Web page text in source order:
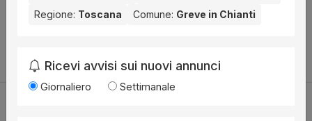
Prova a modificare i parametri di ricerca:
Regione: Toscana Comune: Greve in Chianti
Ricevi avvisi sui nuovi annunci
Giornaliero Settimanale